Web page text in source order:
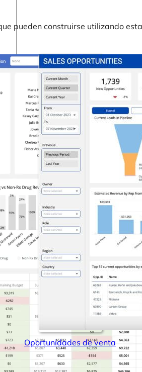
Otros recursos
Cuadros de mando e
Conectores
Seminarios web
Libros electrónicos
Nuestro Blog
pueden construirse utilizando
Oportunidades de venta